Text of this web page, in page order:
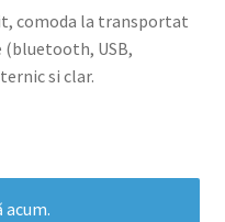
comoda la transportat
USB,
si clar.
acum.